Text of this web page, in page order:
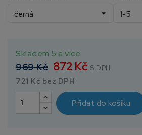
Skladem 5 a více
969 Kč 872 Kč S DPH
721 Kč bez DPH
Přidat do košíku